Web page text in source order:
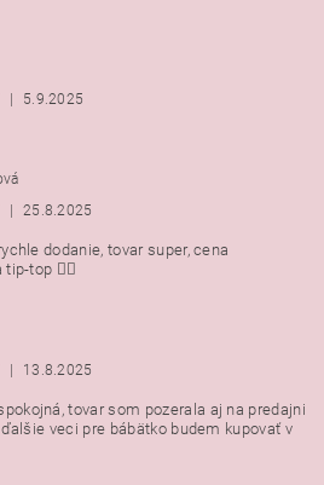
5.9.2025
25.8.2025
dodanie, tovar super, cena
top 👍🏻
13.8.2025
tovar som pozerala aj na predajni
veci pre bábätko budem kupovať v